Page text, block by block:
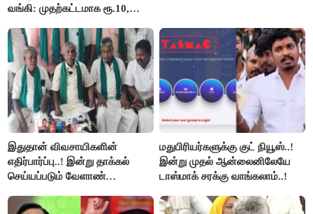
வங்கி: முதற்கட்டமாக ரூ.10,
இதுதான் விவசாயிகளின்
எதிர்பார்ப்பு..! இன்று தாக்கல்
செய்யப்படும் வேளாண்
கோரிக்கை!
மதுபிரியர்களுக்கு குட் நியூஸ்..!
இன்று முதல் ஆன்லைனிலேயே
டாஸ்மாக் சரக்கு வாங்கலாம்..!